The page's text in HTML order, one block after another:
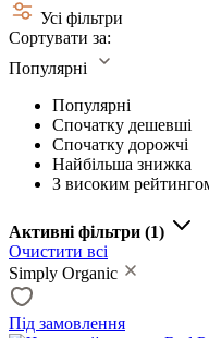
Усі фільтри
Сортувати за:
Популярні
Популярні
Спочатку дешевші
Спочатку дорожчі
Найбільша знижка
З високим
Активні фільтри (1)
Очистити всі
Simply Organic
Під замовлення